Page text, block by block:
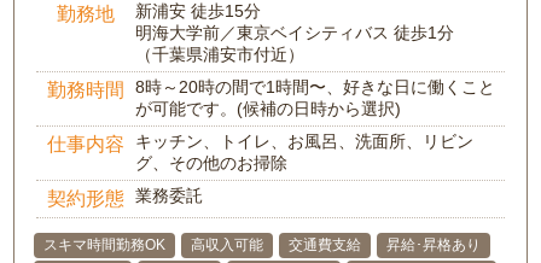
勤務地
新浦安 徒歩15分
明海大学前／東京ベイシティバス 徒歩1分
（千葉県浦安市付近）
勤務時間
8時～20時の間で1時間〜、好きな日に働くこと
が可能です。(候補の日時から選択)
仕事内容
キッチン、トイレ、お風呂、洗面所、リビン
グ、その他のお掃除
契約形態 業務委託
スキマ時間勤務OK 高収入可能 交通費支給
昇給･昇格あり